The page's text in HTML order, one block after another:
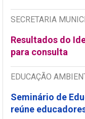
SECRETARIA
Resultados do
para consulta
EDUCAÇÃO
Seminário de
reúne